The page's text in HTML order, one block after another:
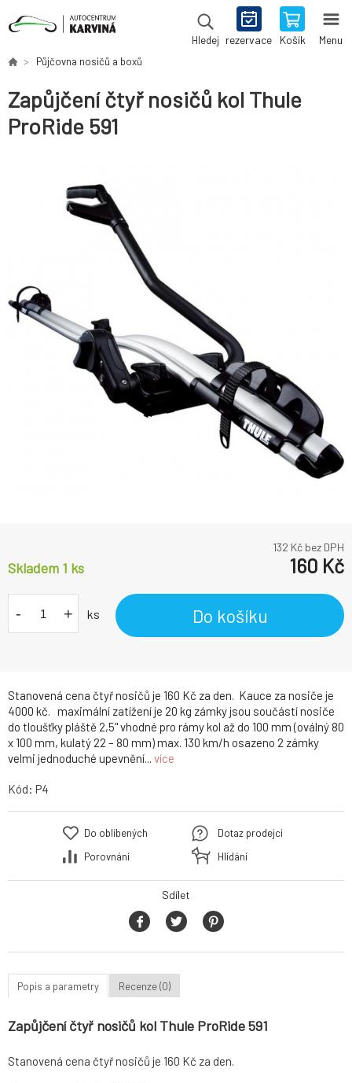
Hledej rezervace Košík Menu
Půjčovna nosičů a boxů
Zapůjčení čtyř nosičů kol Thule
ProRide 591
Stanovená cena čtyř nosičů je 160 Kč za den. Kauce za nosiče je
4000 kč. maximální zatížení je 20 kg zámky jsou součástí nosiče
do tloušťky pláště 2,5" vhodné pro rámy kol až do 100 mm (oválný 80
x 100 mm, kulatý 22 – 80 mm) max. 130 km/h osazeno 2 zámky
velmi jednoduché upevnění... více
132 Kč bez DPH
Skladem 1 ks 160 Kč
- + ks Do košíku
Kód: P4
Do oblíbených
Porovnání
Dotaz prodejci
Hlídání
Sdílet
Popis a parametry Recenze (0)
Zapůjčení čtyř nosičů kol Thule ProRide 591
Stanovená cena čtyř nosičů je 160 Kč za den.